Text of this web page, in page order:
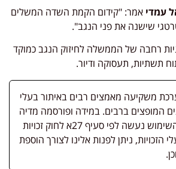
עמדי אמר: "קידום הקמת השדה המשלים
שישנה את פני הנגב".
רחבה של הממשלה לחיזוק הנגב כמוקד
תשתיות, תעסוקה ודיור.
משקיעה מאמצים רבים באיתור בעלי
המופצים ברבים. במידה ופורסמה מדיה
שבעליה אינו ידוע, השימוש נעשה לפי סעיף 27א לחוק זכויות
הזכויות, ניתן לפנות אלינו לצורך הוספת